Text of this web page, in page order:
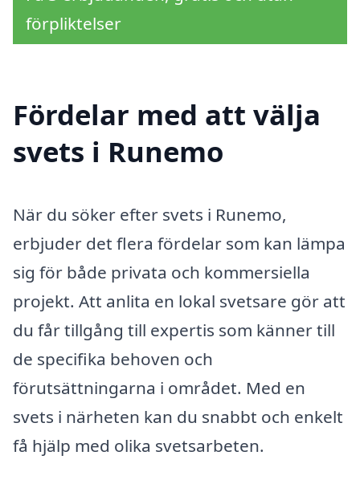
förpliktelser
Fördelar med att välja
svets i Runemo
När du söker efter svets i Runemo,
erbjuder det flera fördelar som kan lämpa
sig för både privata och kommersiella
projekt. Att anlita en lokal svetsare gör att
du får tillgång till expertis som känner till
de specifika behoven och
förutsättningarna i området. Med en
svets i närheten kan du snabbt och enkelt
få hjälp med olika svetsarbeten.